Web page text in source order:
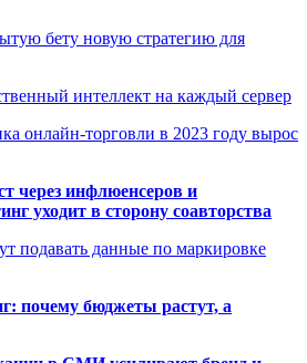
бету новую стратегию для
интеллект на каждый сервер
онлайн-торговли в 2023 году вырос
через инфлюенсеров и
уходит в сторону соавторства
подавать данные по маркировке
почему бюджеты растут, а